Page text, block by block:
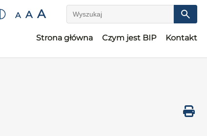
A A A Wyszukaj
Strona główna Czym jest BIP Kontakt